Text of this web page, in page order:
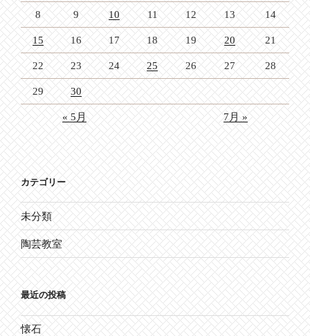
8 9 10 11 12 13 14
15 16 17 18 19 20 21
22 23 24 25 26 27 28
29 30
« 5月 7月 »
カテゴリー
未分類
陶芸教室
最近の投稿
懐石